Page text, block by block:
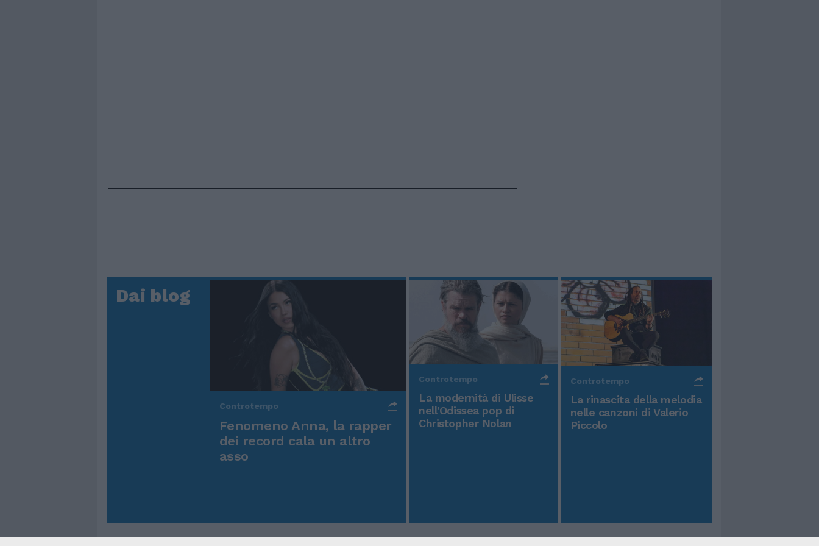
Dai blog
Controtempo
Fenomeno Anna, la rapper
dei record cala un altro
asso
Controtempo
La modernità di Ulisse
nell'Odissea pop di
Christopher Nolan
Controtempo
La rinascita della melodia
nelle canzoni di Valerio
Piccolo